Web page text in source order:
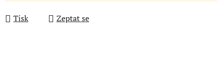
Tisk Zeptat se